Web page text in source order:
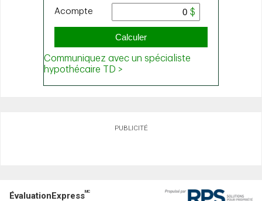
PUBLICITÉ
ÉvaluationExpressMC